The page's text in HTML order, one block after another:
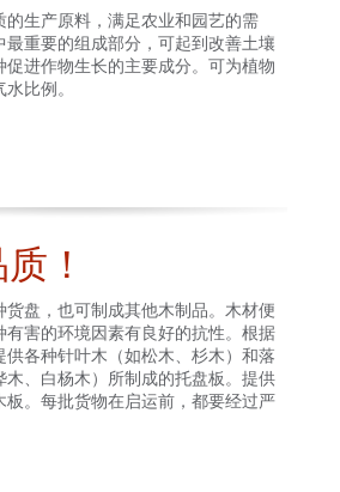
的生产原料，满足农业和园艺的需
最重要的组成部分，可起到改善土壤
促进作物生长的主要成分。可为植物
比例。
！
货盘，也可制成其他木制品。木材便
有害的环境因素有良好的抗性。根据
供各种针叶木（如松木、杉木）和落
木、白杨木）所制成的托盘板。提供
板。每批货物在启运前，都要经过严